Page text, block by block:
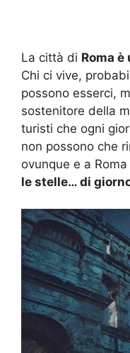
La città di Roma
Chi ci vive,
possono esserci,
sostenitore della
turisti che ogni
non possono che
ovunque e a Roma
le stelle… di